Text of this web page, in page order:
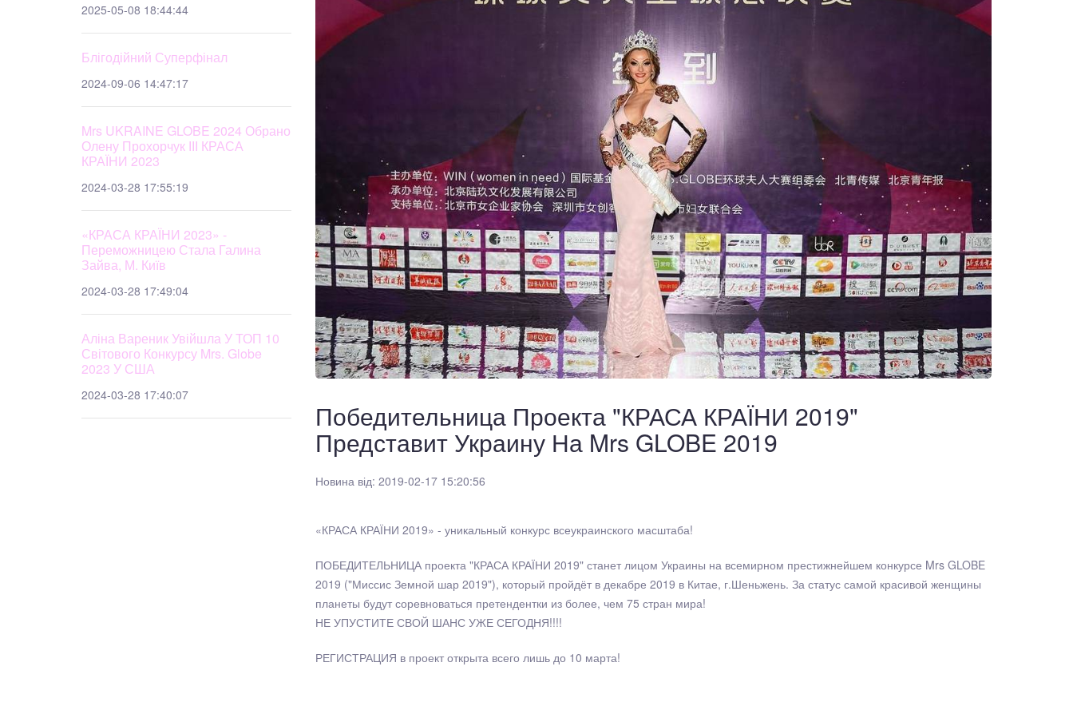
Победительница Проекта "КРАСА КРАЇНИ 2019"
Представит Украину На Mrs GLOBE 2019
Новина від: 2019-02-17 15:20:56
«КРАСА КРАЇНИ 2019» - уникальный конкурс всеукраинского масштаба!
ПОБЕДИТЕЛЬНИЦА проекта "КРАСА КРАЇНИ 2019" станет лицом Украины на всемирном престижнейшем конкурсе Mrs GLOBE
2019 ("Миссис Земной шар 2019"), который пройдёт в декабре 2019 в Китае, г.Шеньжень. За статус самой красивой женщины
планеты будут соревноваться претендентки из более, чем 75 стран мира!
НЕ УПУСТИТЕ СВОЙ ШАНС УЖЕ СЕГОДНЯ!!!!
РЕГИСТРАЦИЯ в проект открыта всего лишь до 10 марта!
2025-05-08 18:44:44
Блігодійний Суперфінал
2024-09-06 14:47:17
Mrs UKRAINE GLOBE 2024 Обрано
Олену Прохорчук ІІІ КРАСА
КРАЇНИ 2023
2024-03-28 17:55:19
«КРАСА КРАЇНИ 2023» -
Переможницею Стала Галина
Зайва, М. Київ
2024-03-28 17:49:04
Аліна Вареник Увійшла У ТОП 10
Світового Конкурсу Mrs. Globe
2023 У США
2024-03-28 17:40:07